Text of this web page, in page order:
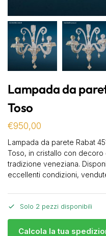
Lampada da
Toso
€950,00
Lampada da parete Rabat
Toso, in cristallo con decoro
tradizione veneziana.
eccellenti condizioni,
Solo 2 pezzi disponibili
Calcola la tua